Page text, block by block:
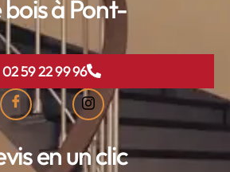
à Pont-
02 59 22 99 96
en un clic